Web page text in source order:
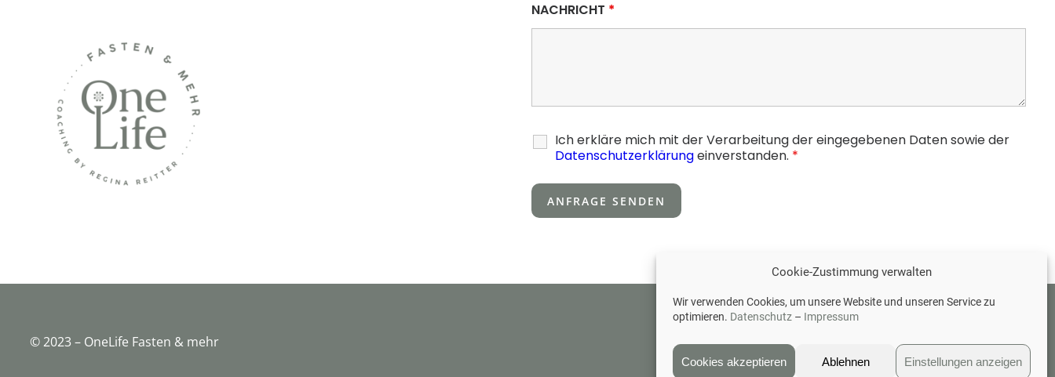
Cookie-Zustimmung verwalten
Wir verwenden Cookies, um unsere Website und unseren Service zu
optimieren. Datenschutz – Impressum
Cookies akzeptieren Ablehnen Einstellungen anzeigen
NACHRICHT *
Ich erkläre mich mit der Verarbeitung der eingegebenen Daten sowie der
Datenschutzerklärungeinverstanden. *
© 2023 – OneLife Fasten & mehr IMPRESSUM|DATENSCHUTZ